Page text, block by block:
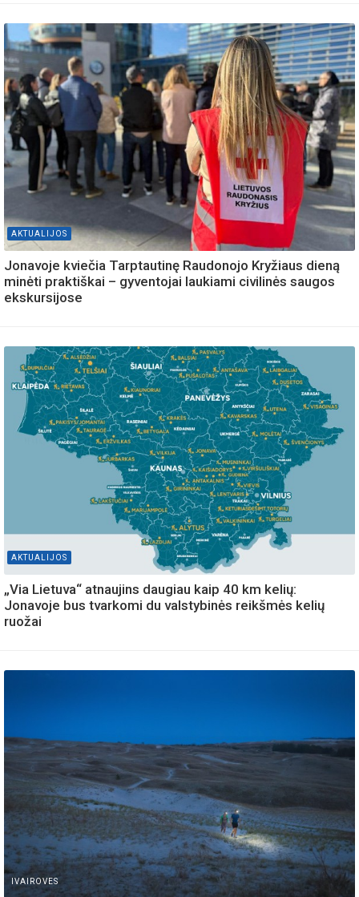
AKTUALIJOS
Jonavoje kviečia Tarptautinę Raudonojo Kryžiaus dieną
minėti praktiškai – gyventojai laukiami civilinės saugos
ekskursijose
AKTUALIJOS
„Via Lietuva“ atnaujins daugiau kaip 40 km kelių:
Jonavoje bus tvarkomi du valstybinės reikšmės kelių
ruožai
IVAIROVES